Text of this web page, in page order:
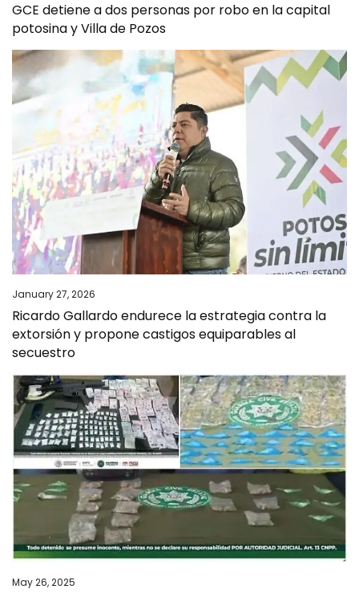
GCE detiene a dos personas por robo en la capital
potosina y Villa de Pozos
January 27, 2026
Ricardo Gallardo endurece la estrategia contra la
extorsión y propone castigos equiparables al
secuestro
May 26, 2025